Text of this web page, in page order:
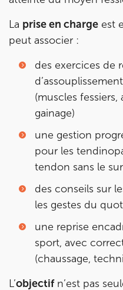
La prise en charge est
peut associer :
des exercices de
(muscles
gainage)
une gestion
pour les
tendon sans le
des conseils sur
les gestes du
une reprise
sport, avec
(chaussage,
L’objectifn’est pas